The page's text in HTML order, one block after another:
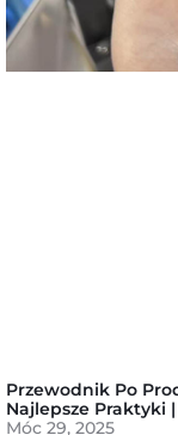
Przewodnik Po
Najlepsze Praktyki
Móc 29, 2025